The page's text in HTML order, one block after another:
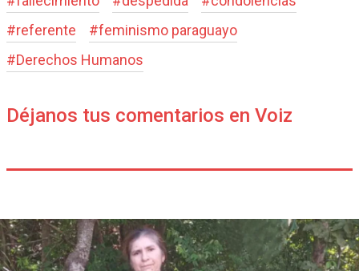
#referente #feminismo paraguayo
#Derechos Humanos
Déjanos tus comentarios en Voiz